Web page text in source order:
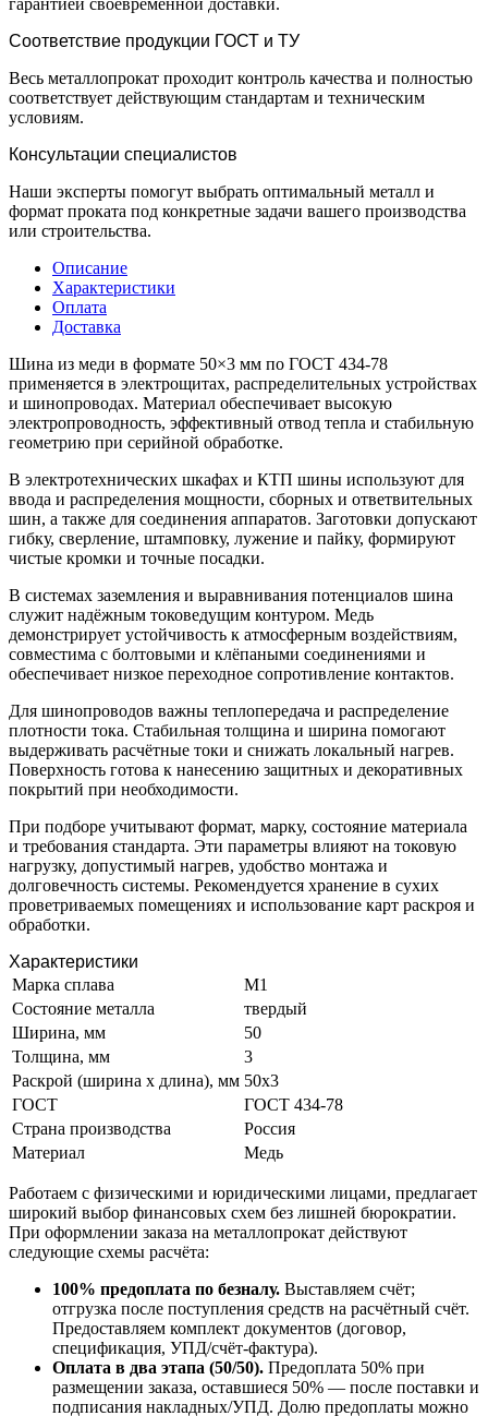
Соответствие продукции ГОСТ и ТУ
Весь металлопрокат проходит контроль качества и полностью
соответствует действующим стандартам и техническим
условиям.
Консультации специалистов
Наши эксперты помогут выбрать оптимальный металл и
формат проката под конкретные задачи вашего производства
или строительства.
Описание
Характеристики
Оплата
Доставка
Шина из меди в формате 50×3 мм по ГОСТ 434-78
применяется в электрощитах, распределительных устройствах
и шинопроводах. Материал обеспечивает высокую
электропроводность, эффективный отвод тепла и стабильную
геометрию при серийной обработке.
В электротехнических шкафах и КТП шины используют для
ввода и распределения мощности, сборных и ответвительных
шин, а также для соединения аппаратов. Заготовки допускают
гибку, сверление, штамповку, лужение и пайку, формируют
чистые кромки и точные посадки.
В системах заземления и выравнивания потенциалов шина
служит надёжным токоведущим контуром. Медь
демонстрирует устойчивость к атмосферным воздействиям,
совместима с болтовыми и клёпаными соединениями и
обеспечивает низкое переходное сопротивление контактов.
Для шинопроводов важны теплопередача и распределение
плотности тока. Стабильная толщина и ширина помогают
выдерживать расчётные токи и снижать локальный нагрев.
Поверхность готова к нанесению защитных и декоративных
покрытий при необходимости.
При подборе учитывают формат, марку, состояние материала
и требования стандарта. Эти параметры влияют на токовую
нагрузку, допустимый нагрев, удобство монтажа и
долговечность системы. Рекомендуется хранение в сухих
проветриваемых помещениях и использование карт раскроя и
обработки.
Характеристики
Марка сплава
М1
Состояние металла
твердый
Ширина, мм
50
Толщина, мм
3
Раскрой (ширина х длина), мм 50х3
ГОСТ
ГОСТ 434-78
Страна производства
Россия
Материал
Медь
Работаем с физическими и юридическими лицами, предлагает
широкий выбор финансовых схем без лишней бюрократии.
При оформлении заказа на металлопрокат действуют
следующие схемы расчёта:
100% предоплата по безналу. Выставляем счёт;
отгрузка после поступления средств на расчётный счёт.
Предоставляем комплект документов (договор,
спецификация, УПД/счёт-фактура).
Оплата в два этапа (50/50). Предоплата 50% при
размещении заказа, оставшиеся 50% — после поставки и
подписания накладных/УПД. Долю предоплаты можно